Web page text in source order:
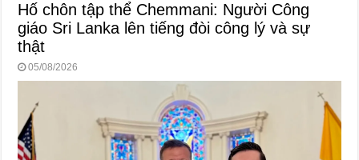
Hố chôn tập thể Chemmani: Người Công
giáo Sri Lanka lên tiếng đòi công lý và sự
thật
05/08/2026